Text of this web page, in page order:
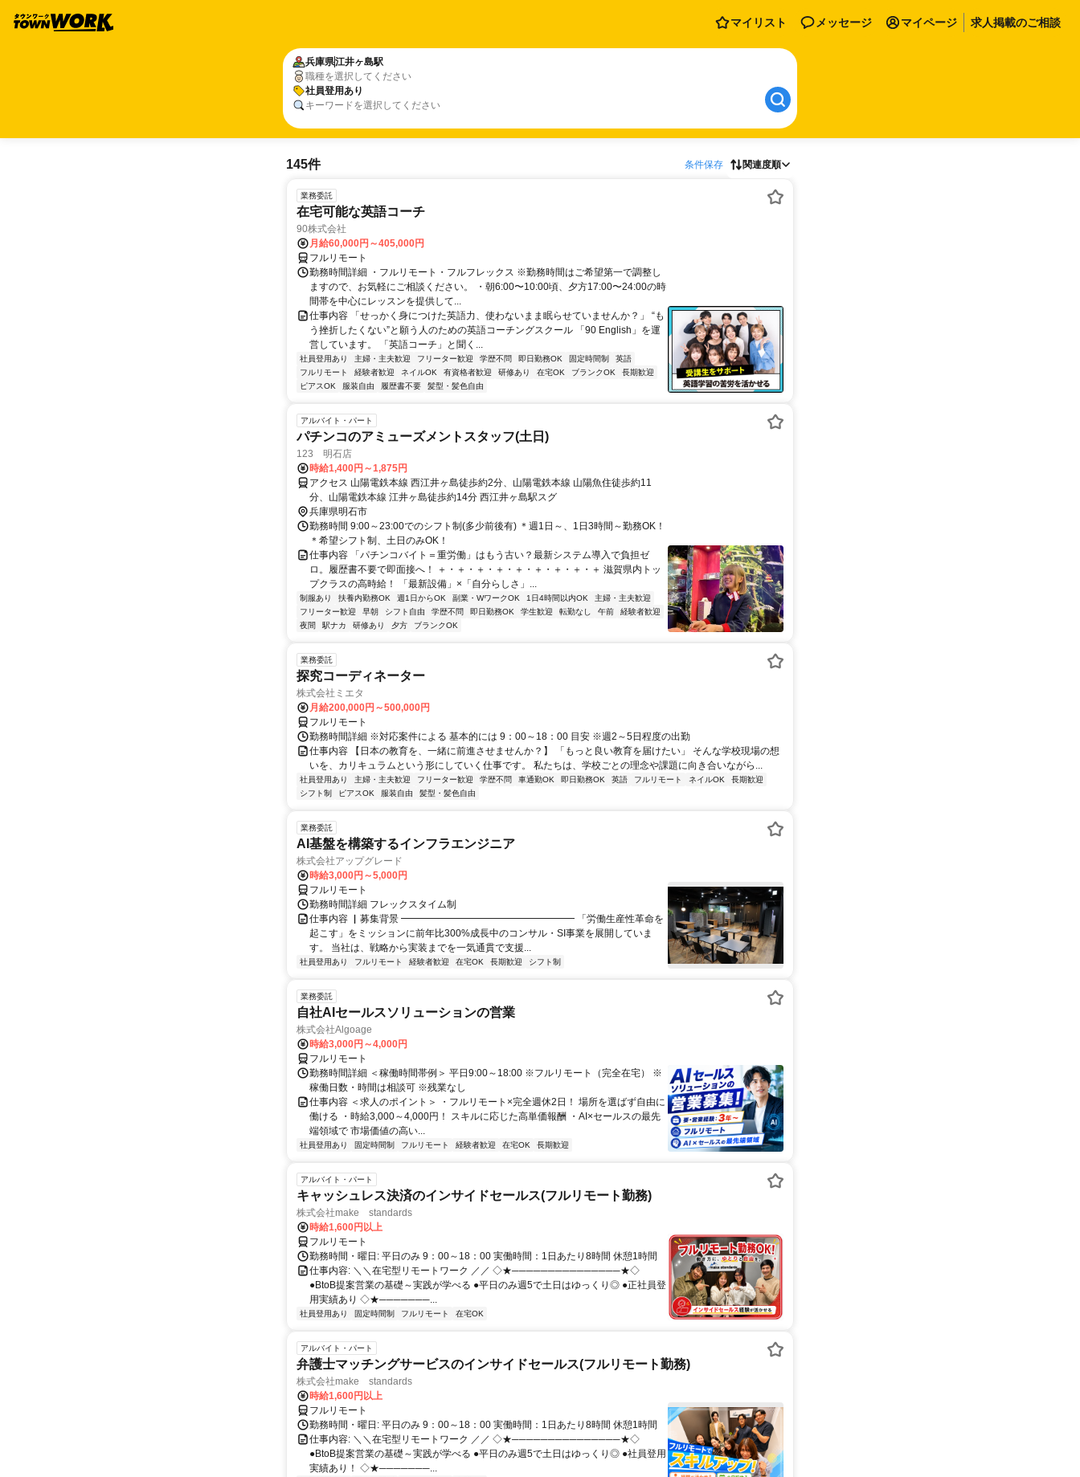
マイリスト メッセージ マイページ 求人掲載のご相談
兵庫県江井ヶ島駅
職種を選択してください
社員登用あり
キーワードを選択してください
145件 条件保存 関連度順
業務委託
在宅可能な英語コーチ
90株式会社
月給60,000円～405,000円
フルリモート
勤務時間詳細 ・フルリモート・フルフレックス ※勤務時間はご希望第一で調整し
ますので、お気軽にご相談ください。 ・朝6:00〜10:00頃、夕方17:00〜24:00の時
間帯を中心にレッスンを提供して...
仕事内容 「せっかく身につけた英語力、使わないまま眠らせていませんか？」 “も
う挫折したくない”と願う人のための英語コーチングスクール 「90 English」を運
営しています。 「英語コーチ」と聞く...
社員登用あり 主婦・主夫歓迎 フリーター歓迎 学歴不問 即日勤務OK 固定時間制
英語
フルリモート
経験者歓迎 ネイルOK 有資格者歓迎 研修あり 在宅OK ブランクOK
長期歓迎
ピアスOK
服装自由 履歴書不要 髪型・髪色自由
アルバイト・パート
パチンコのアミューズメントスタッフ(土日)
123 明石店
時給1,400円～1,875円
アクセス 山陽電鉄本線 西江井ヶ島徒歩約2分、山陽電鉄本線 山陽魚住徒歩約11
分、山陽電鉄本線 江井ヶ島徒歩約14分 西江井ヶ島駅スグ
兵庫県明石市
勤務時間 9:00～23:00でのシフト制(多少前後有) ＊週1日～、1日3時間～勤務OK！
＊希望シフト制、土日のみOK！
仕事内容 「パチンコバイト＝重労働」はもう古い？最新システム導入で負担ゼ
ロ。履歴書不要で即面接へ！ ＋・＋・＋・＋・＋・＋・＋・＋・＋ 滋賀県内トッ
プクラスの高時給！ 「最新設備」×「自分らしさ」...
制服あり 扶養内勤務OK 週1日からOK 副業・WワークOK 1日4時間以内OK
主婦・主夫歓迎
フリーター歓迎
早朝 シフト自由 学歴不問 即日勤務OK 学生歓迎 転勤なし 午前
経験者歓迎
夜間
駅ナカ 研修あり 夕方 ブランクOK
業務委託
探究コーディネーター
株式会社ミエタ
月給200,000円～500,000円
フルリモート
勤務時間詳細 ※対応案件による 基本的には 9：00～18：00 目安 ※週2～5日程度の出勤
仕事内容 【日本の教育を、一緒に前進させませんか？】 「もっと良い教育を届けたい」 そんな学校現場の想
いを、カリキュラムという形にしていく仕事です。 私たちは、学校ごとの理念や課題に向き合いながら...
社員登用あり 主婦・主夫歓迎 フリーター歓迎 学歴不問 車通勤OK 即日勤務OK 英語 フルリモート ネイルOK
長期歓迎
シフト制
ピアスOK 服装自由 髪型・髪色自由
業務委託
AI基盤を構築するインフラエンジニア
株式会社アップグレード
時給3,000円～5,000円
フルリモート
勤務時間詳細 フレックスタイム制
仕事内容 ▏募集背景 ━━━━━━━━━━━━━━━━━━ 「労働生産性革命を
起こす」をミッションに前年比300%成長中のコンサル・SI事業を展開していま
す。 当社は、戦略から実装までを一気通貫で支援...
社員登用あり フルリモート 経験者歓迎 在宅OK 長期歓迎 シフト制
業務委託
自社AIセールスソリューションの営業
株式会社Algoage
時給3,000円～4,000円
フルリモート
勤務時間詳細 ＜稼働時間帯例＞ 平日9:00～18:00 ※フルリモート（完全在宅） ※
稼働日数・時間は相談可 ※残業なし
仕事内容 ＜求人のポイント＞ ・フルリモート×完全週休2日！ 場所を選ばず自由に
働ける ・時給3,000～4,000円！ スキルに応じた高単価報酬 ・AI×セールスの最先
端領域で 市場価値の高い...
社員登用あり 固定時間制 フルリモート 経験者歓迎 在宅OK 長期歓迎
アルバイト・パート
キャッシュレス決済のインサイドセールス(フルリモート勤務)
株式会社make standards
時給1,600円以上
フルリモート
勤務時間・曜日: 平日のみ 9：00～18：00 実働時間：1日あたり8時間 休憩1時間
仕事内容: ＼＼在宅型リモートワーク ／／ ◇★───────────────★◇
●BtoB提案営業の基礎～実践が学べる ●平日のみ週5で土日はゆっくり◎ ●正社員登
用実績あり ◇★───────...
社員登用あり 固定時間制 フルリモート 在宅OK
アルバイト・パート
弁護士マッチングサービスのインサイドセールス(フルリモート勤務)
株式会社make standards
時給1,600円以上
フルリモート
勤務時間・曜日: 平日のみ 9：00～18：00 実働時間：1日あたり8時間 休憩1時間
仕事内容: ＼＼在宅型リモートワーク ／／ ◇★───────────────★◇
●BtoB提案営業の基礎～実践が学べる ●平日のみ週5で土日はゆっくり◎ ●社員登用
実績あり！ ◇★───────...